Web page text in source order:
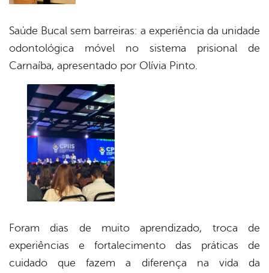
Saúde Bucal sem barreiras: a experiência da unidade
odontológica móvel no sistema prisional de
Carnaíba, apresentado por Olívia Pinto.
Foram dias de muito aprendizado, troca de
experiências e fortalecimento das práticas de
cuidado que fazem a diferença na vida da